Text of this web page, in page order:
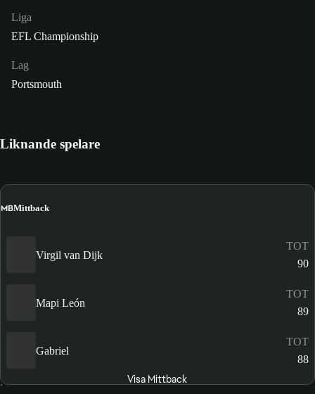
Liga
EFL Championship
Lag
Portsmouth
Liknande spelare
MBMittback
Virgil van Dijk
TOT
90
Mapi León
TOT
89
Gabriel
TOT
88
Visa Mittback